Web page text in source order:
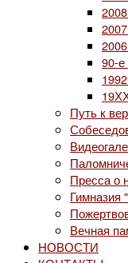
90-е
Путь к
Пресса о
Гимназия
Вечная
НОВОСТИ